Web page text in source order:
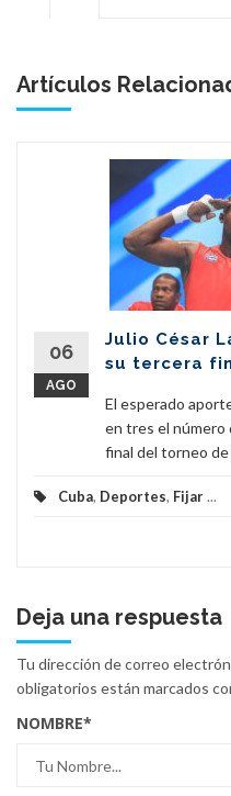
Artículos
06
AGO
Julio César
su tercera
El esperado
en tres el número
final del torneo de
Cuba, Deportes, Fijar...
Deja una respuesta
Tu dirección de correo
obligatorios están marcados
NOMBRE*